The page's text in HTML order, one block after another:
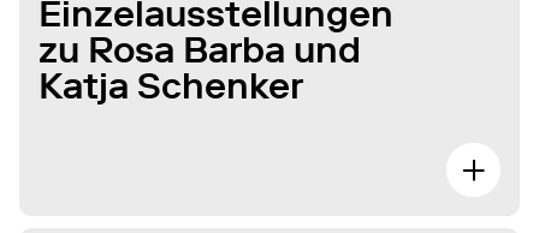
Einzelausstellungen
zu Rosa Barba und
Katja Schenker